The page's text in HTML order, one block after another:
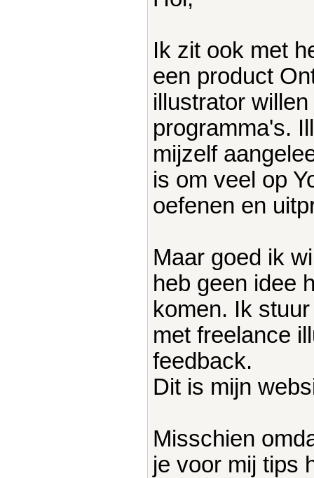
Ik zit ook met
een product
illustrator
programma's.
mijzelf
is om veel op
oefenen en
Maar goed ik
heb geen idee
komen. Ik
met freelance
feedback.
Dit is mijn
Misschien
je voor mij tips